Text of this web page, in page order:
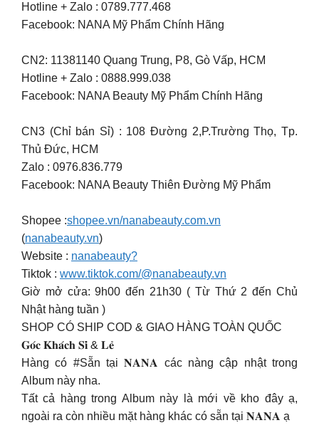
Hotline + Zalo : 0789.777.468
Facebook: NANA Mỹ Phẩm Chính Hãng
CN2: 11381140 Quang Trung, P8, Gò Vấp, HCM
Hotline + Zalo : 0888.999.038
Facebook: NANA Beauty Mỹ Phẩm Chính Hãng
CN3 (Chỉ bán Sỉ) : 108 Đường 2,P.Trường Thọ, Tp.
Thủ Đức, HCM
Zalo : 0976.836.779
Facebook: NANA Beauty Thiên Đường Mỹ Phẩm
Shopee :shopee.vn/nanabeauty.com.vn
(nanabeauty.vn)
Website : nanabeauty?
Tiktok : www.tiktok.com/@nanabeauty.vn
Giờ mở cửa: 9h00 đến 21h30 ( Từ Thứ 2 đến Chủ
Nhật hàng tuần )
SHOP CÓ SHIP COD & GIAO HÀNG TOÀN QUỐC
𝐆𝐨́𝐜 𝐊𝐡𝐚́𝐜𝐡 𝐒𝐢̉ & 𝐋𝐞̉
Hàng có #Sẵn tại 𝐍𝐀𝐍𝐀 các nàng cập nhật trong
Album này nha.
Tất cả hàng trong Album này là mới về kho đây ạ,
ngoài ra còn nhiều mặt hàng khác có sẵn tại 𝐍𝐀𝐍𝐀 ạ